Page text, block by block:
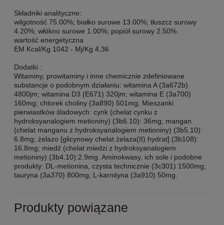
Składniki analityczne:
wilgotność 75.00%; białko surowe 13.00%; tłuszcz surowy
4.20%; włókno surowe 1.00%; popiół surowy 2.50%.
wartość energetyczna
EM Kcal/Kg 1042 - Mj/Kg 4,36
Dodatki :
Witaminy, prowitaminy i inne chemicznie zdefiniowane
substancje o podobnym działaniu: witamina A (3a672b)
4800jm; witamina D3 (E671) 320jm; witamina E (3a700)
160mg; chlorek choliny (3a890) 501mg; Mieszanki
pierwiastków śladowych: cynk (chelat cynku z
hydroksyanalogiem metioniny) (3b6.10): 36mg; mangan
(chelat manganu z hydroksyanalogiem metioniny) (3b5.10):
6.8mg; żelazo [glicynowy chelat żelaza(II) hydrat] (3b108):
16.8mg; miedź (chelat miedzi z hydroksyanalogiem
metioniny) (3b4.10):2.9mg. Aminokwasy, ich sole i podobne
produkty: DL-metionina, czysta technicznie (3c301) 1500mg;
tauryna (3a370) 800mg; L-karnityna (3a910) 50mg.
Produkty powiązane